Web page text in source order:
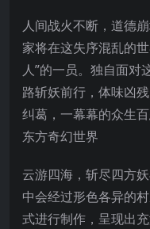
人间战火不断，道德
家将在这失序混乱的
人”的一员。独自面对
路斩妖前行，体味凶
纠葛，一幕幕的众生百
东方奇幻世界
云游四海，斩尽四方
中会经过形色各异的
式进行制作，呈现出